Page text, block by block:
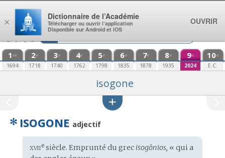
Aller au contenu
1 re
1694
2e
1718
3e
1740
4e
1762
5e
1798
6e
1835
7e
1878
8e
1935
9e
2024
10e
E.C.
isogone
✻ ISOGONE adjectif
Étymologie
xviiesiècle. Emprunté du grec isogônios, « qui a
×
Dictionnaire de l’Académie
Télécharger ou ouvrir l’application
Disponible sur Android et iOS
OUVRIR